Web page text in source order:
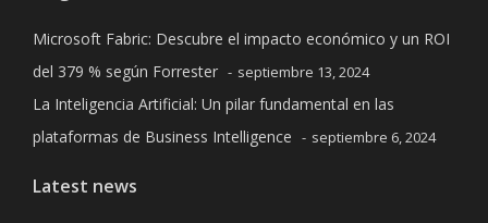
Microsoft Fabric: Descubre el impacto económico y un ROI
del 379 % según Forrester
septiembre 13, 2024
La Inteligencia Artificial: Un pilar fundamental en las
plataformas de Business Intelligence
septiembre 6, 2024
Latest news